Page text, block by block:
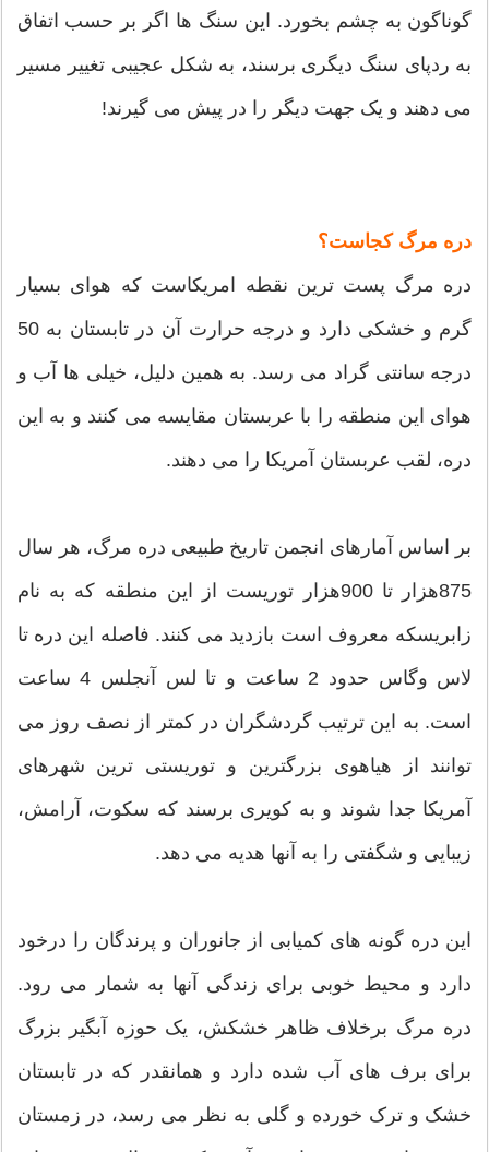
گوناگون به چشم بخورد. این سنگ ها اگر بر حسب اتفاق
به ردپای سنگ دیگری برسند، به شکل عجیبی تغییر مسیر
می دهند و یک جهت دیگر را در پیش می گیرند!
دره مرگ کجاست؟
دره مرگ پست ترین نقطه امریکاست که هوای بسیار
گرم و خشکی دارد و درجه حرارت آن در تابستان به 50
درجه سانتی گراد می رسد. به همین دلیل، خیلی ها آب و
هوای این منطقه را با عربستان مقایسه می کنند و به این
دره، لقب عربستان آمریکا را می دهند.
بر اساس آمارهای انجمن تاریخ طبیعی دره مرگ، هر سال
875هزار تا 900هزار توریست از این منطقه که به نام
زابریسکه معروف است بازدید می کنند. فاصله این دره تا
لاس وگاس حدود 2 ساعت و تا لس آنجلس 4 ساعت
است. به این ترتیب گردشگران در کمتر از نصف روز می
توانند از هیاهوی بزرگترین و توریستی ترین شهرهای
آمریکا جدا شوند و به کویری برسند که سکوت، آرامش،
زیبایی و شگفتی را به آنها هدیه می دهد.
این دره گونه های کمیابی از جانوران و پرندگان را درخود
دارد و محیط خوبی برای زندگی آنها به شمار می رود.
دره مرگ برخلاف ظاهر خشکش، یک حوزه آبگیر بزرگ
برای برف های آب شده دارد و همانقدر که در تابستان
خشک و ترک خورده و گلی به نظر می رسد، در زمستان